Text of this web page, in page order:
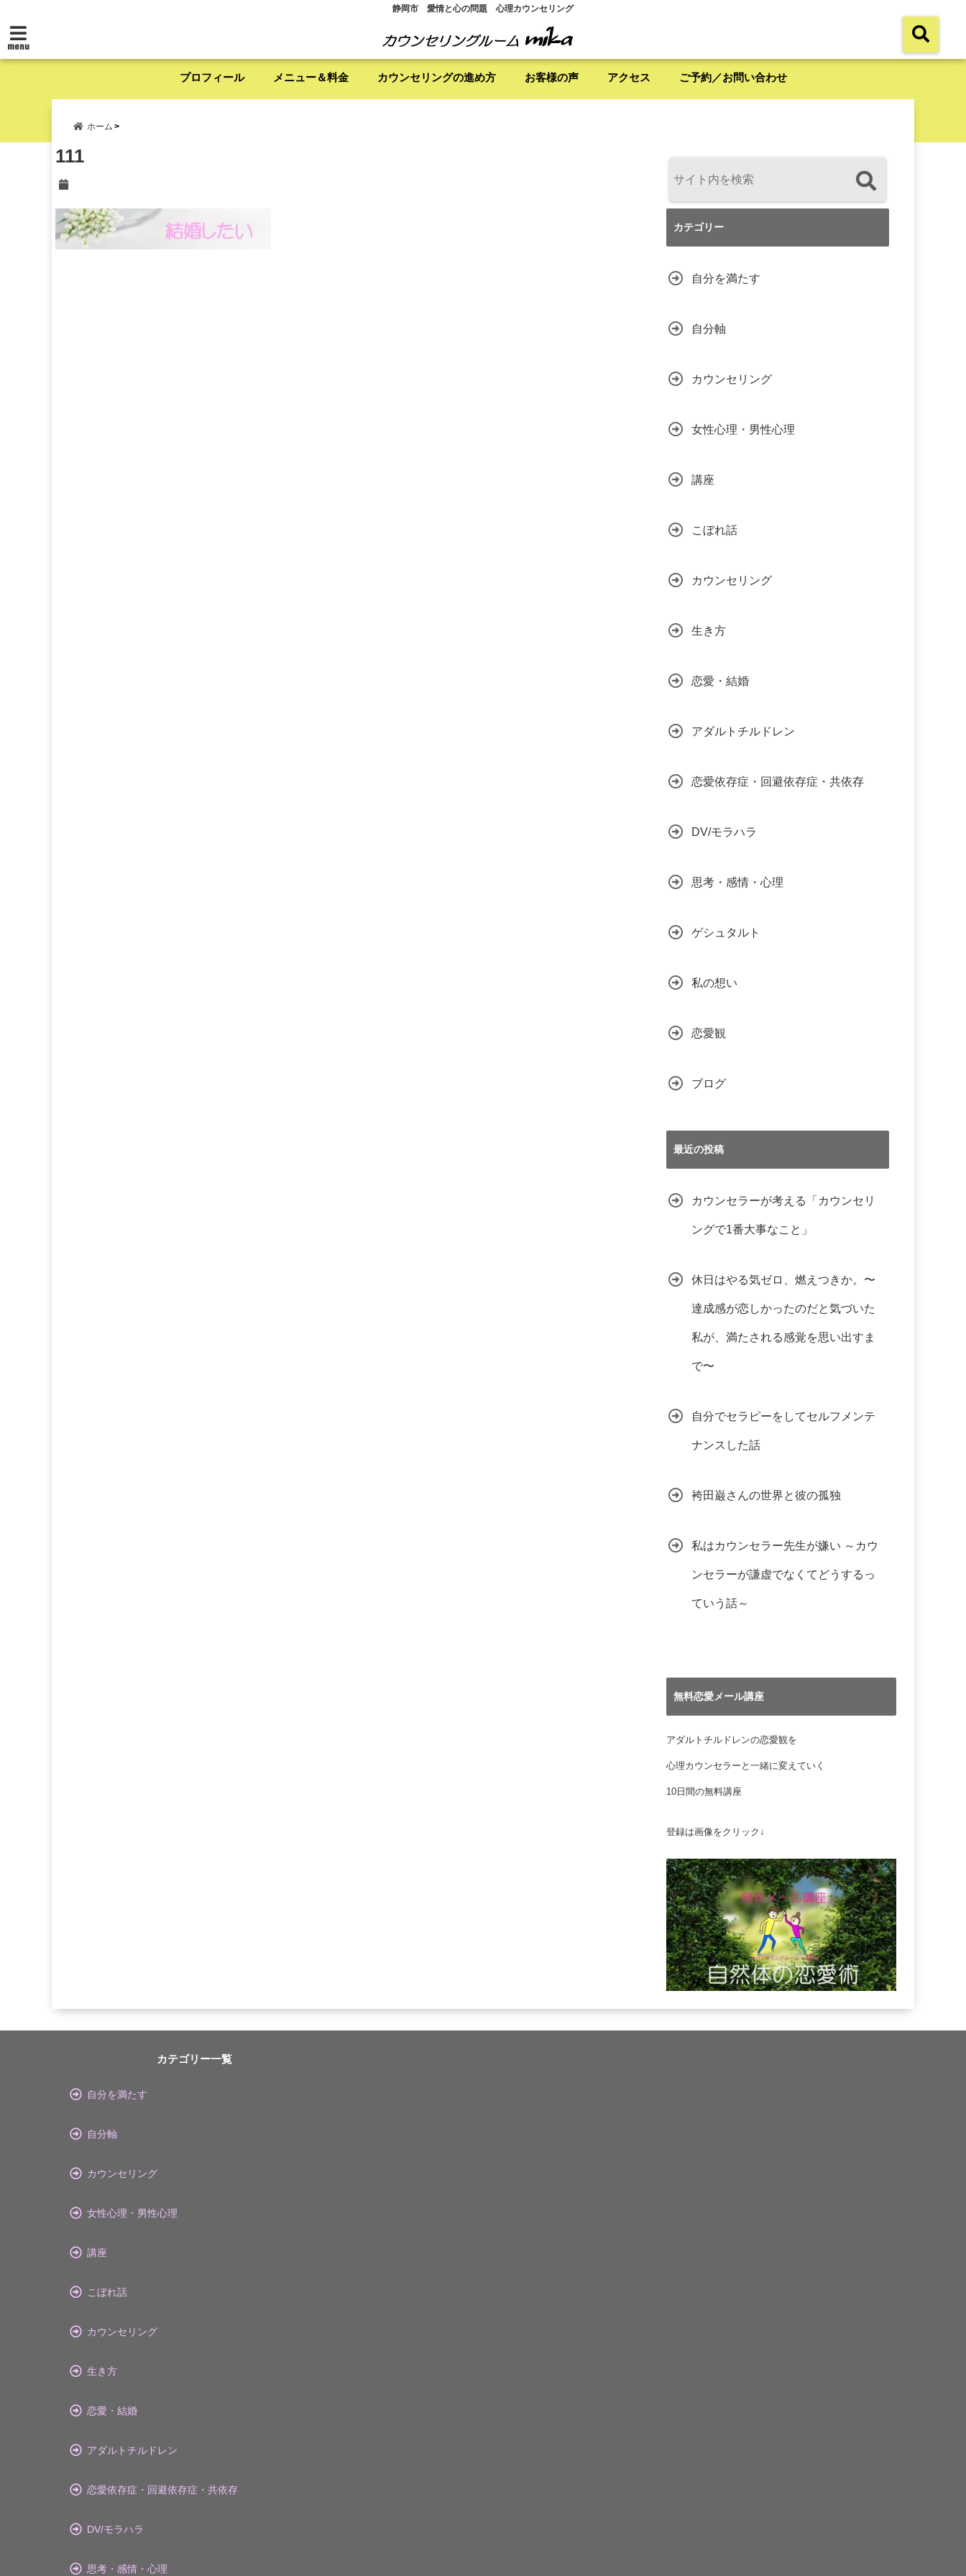
静岡市 愛情と心の問題 心理カウンセリング
menu
プロフィール メニュー＆料金 カウンセリングの進め方 お客様の声 アクセス ご予約／お問い合わせ
ホーム
111
カテゴリー
自分を満たす
自分軸
カウンセリング
女性心理・男性心理
講座
こぼれ話
カウンセリング
生き方
恋愛・結婚
アダルトチルドレン
恋愛依存症・回避依存症・共依存
DV/モラハラ
思考・感情・心理
ゲシュタルト
私の想い
恋愛観
ブログ
最近の投稿
カウンセラーが考える「カウンセリ
ングで1番大事なこと」
休日はやる気ゼロ、燃えつきか。〜
達成感が恋しかったのだと気づいた
私が、満たされる感覚を思い出すま
で〜
自分でセラピーをしてセルフメンテ
ナンスした話
袴田巌さんの世界と彼の孤独
私はカウンセラー先生が嫌い ～カウ
ンセラーが謙虚でなくてどうするっ
ていう話～
無料恋愛メール講座
アダルトチルドレンの恋愛観を
心理カウンセラーと一緒に変えていく
10日間の無料講座
登録は画像をクリック↓
カテゴリー一覧
自分を満たす
自分軸
カウンセリング
女性心理・男性心理
講座
こぼれ話
カウンセリング
生き方
恋愛・結婚
アダルトチルドレン
恋愛依存症・回避依存症・共依存
DV/モラハラ
思考・感情・心理